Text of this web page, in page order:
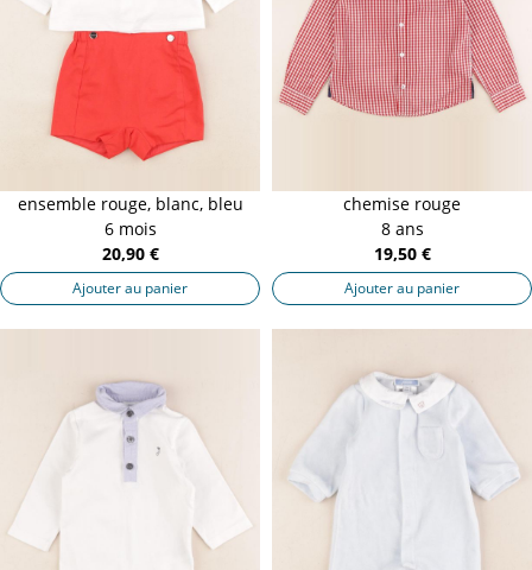
ensemble rouge, blanc, bleu
6 mois
20,90 €
Ajouter au panier
chemise rouge
8 ans
19,50 €
Ajouter au panier